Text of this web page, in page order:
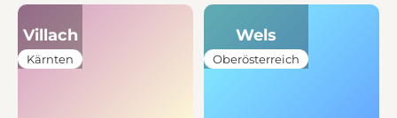
Villach
Kärnten
Wels
Oberösterreich